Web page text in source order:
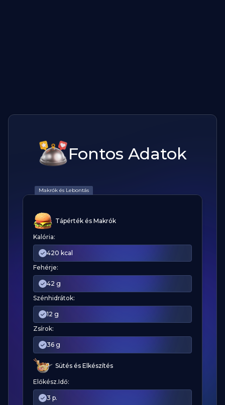
Fontos Adatok
Makrók és Lebontás
Tápérték és Makrók
Kalória:
420 kcal
Fehérje:
42 g
Szénhidrátok:
12 g
Zsírok:
36 g
Sütés és Elkészítés
Előkész.Idő:
3 p.